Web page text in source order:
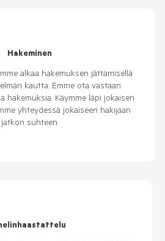
Hakeminen
alkaa hakemuksen jättämisellä
kautta. Emme ota vastaan
hakemuksia. Käymme läpi jokaisen
yhteydessä jokaiseen hakijaan
jatkon suhteen.